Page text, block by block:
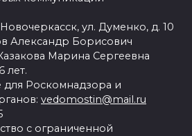
ул. Думенко, д. 10
Александр Борисович
Марина Сергеевна
лет.
для Роскомнадзора и
vedomostin@mail.ru
с ограниченной